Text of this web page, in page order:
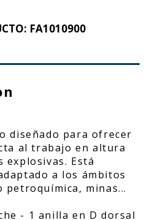
FA1010900
diseñado para ofrecer
al trabajo en altura
explosivas. Está
a los ámbitos
petroquímica, minas...
- 1 anilla en D dorsal